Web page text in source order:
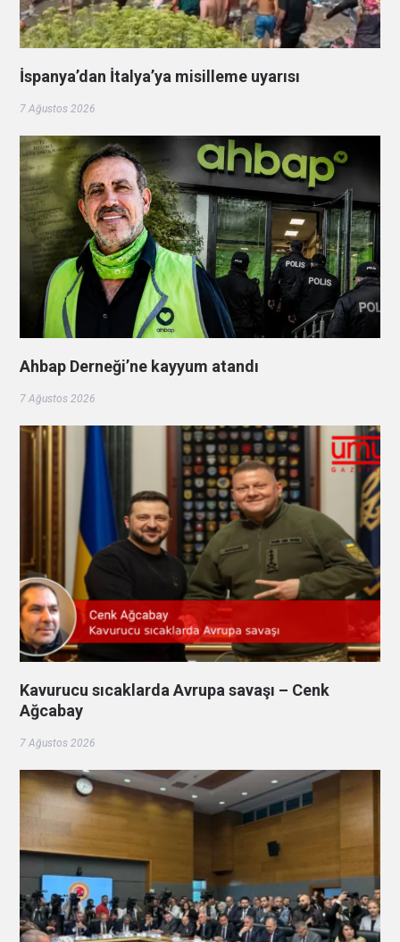
İspanya’dan İtalya’ya misilleme uyarısı
7 Ağustos 2026
Ahbap Derneği’ne kayyum atandı
7 Ağustos 2026
Kavurucu sıcaklarda Avrupa savaşı – Cenk
Ağcabay
7 Ağustos 2026